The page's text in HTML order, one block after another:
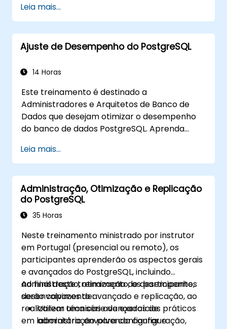
Banco de Dados no PostgreSQL.
Você também aprenderá como identificar
consultas lentas, monitorar o desempenho do
banco de dados e ajustar o PostgreSQL para
Leia mais...
Ajuste de Desempenho do PostgreSQL
14 Horas
Este treinamento é destinado a
Administradores e Arquitetos de Banco de
Dados que desejam otimizar o desempenho
do banco de dados PostgreSQL. Aprenda
identificar os possíveis gargalos em uma
consulta. Este tópico também aborda os
parâmetros mais importantes que devem ser
ajustados para obter um desempenho ótimo.
Leia mais...
Administração, Otimização e Replicação
do PostgreSQL
35 Horas
Neste treinamento ministrado por instrutor
em Portugal (presencial ou remoto), os
participantes aprenderão os aspectos gerais
e avançados do PostgreSQL, incluindo
administração, otimização de desempenho,
desenvolvimento avançado e replicação, ao
realizarem uma série de exercícios práticos
em laboratório envolvendo configuração,
Ao final deste treinamento, os participantes
serão capazes de:
Utilizar técnicas avançadas de
administração para configurar e